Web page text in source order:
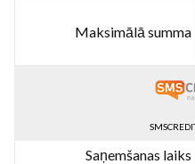
Maksimālā summa
Saņemšanas laiks